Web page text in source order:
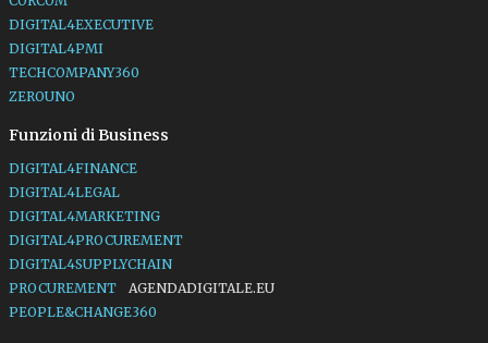
DIGITAL4EXECUTIVE
DIGITAL4PMI
TECHCOMPANY360
ZEROUNO
Funzioni di Business
DIGITAL4FINANCE
DIGITAL4LEGAL
DIGITAL4MARKETING
DIGITAL4PROCUREMENT
DIGITAL4SUPPLYCHAIN
PROCUREMENT
AGENDADIGITALE.EU
PEOPLE&CHANGE360